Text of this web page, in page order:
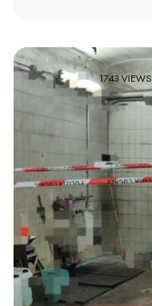
1743 VIEWS